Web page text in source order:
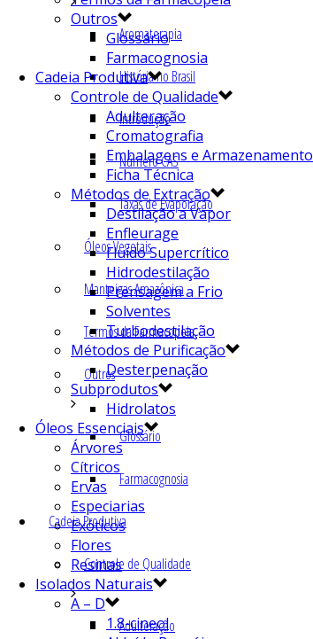
Aromaterapia
História no Brasil
Introdução
Número CAS
Taxas de Evaporação
Óleos Vegetais
Manteigas Amazônica
Termos da Farmacopeia
Outros
Glossário
Farmacognosia
Cadeia Produtiva
Controle de Qualidade
Adulteração
Outros
Glossário
Farmacognosia
Cadeia Produtiva
Controle de Qualidade
Adulteração
Cromatografia
Embalagens e Armazenamento
Ficha Técnica
Métodos de Extração
Destilação a Vapor
Enfleurage
Fluído Supercrítico
Hidrodestilação
Prensagem a Frio
Solventes
Turbodestilação
Métodos de Purificação
Desterpenação
Subprodutos
Hidrolatos
Óleos Essenciais
Árvores
Cítricos
Ervas
Especiarias
Exóticos
Flores
Resinas
Isolados Naturais
A – D
1.8-cineol